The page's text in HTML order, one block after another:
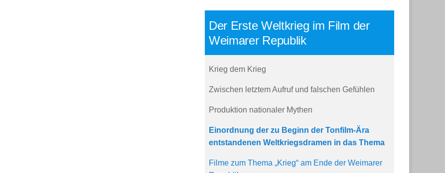
Der Erste Weltkrieg im Film der
Weimarer Republik
Krieg dem Krieg
Zwischen letztem Aufruf und falschen Gefühlen
Produktion nationaler Mythen
Einordnung der zu Beginn der Tonfilm-Ära
entstandenen Weltkriegsdramen in das Thema
Filme zum Thema „Krieg“ am Ende der Weimarer